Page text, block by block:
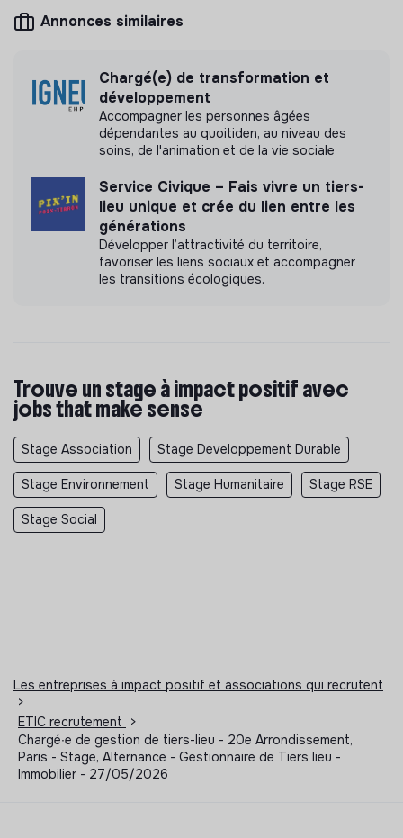
ETIC n'a pas encore transmis de mesure d'impact
Labels et certifications
France.
Documents
Annonces similaires
Chargé(e) de transformation et
développement
Accompagner les personnes âgées
dépendantes au quoitiden, au niveau des
soins, de l'animation et de la vie sociale
Service Civique – Fais vivre un tiers-
lieu unique et crée du lien entre les
générations
Développer l’attractivité du territoire,
favoriser les liens sociaux et accompagner
les transitions écologiques.
Trouve un stage à impact positif avec
jobs that make sense
Stage Association Stage Developpement Durable
Stage Environnement Stage Humanitaire Stage RSE
Stage Social
Les entreprises à impact positif et associations qui recrutent
>
ETIC recrutement
>
Chargé∙e de gestion de tiers-lieu - 20e Arrondissement,
Paris - Stage, Alternance - Gestionnaire de Tiers lieu -
Immobilier - 27/05/2026